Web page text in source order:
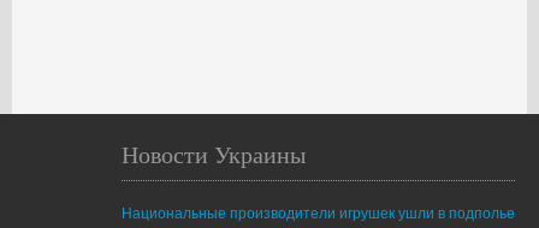
Новости Украины
Национальные производители игрушек ушли в подполье